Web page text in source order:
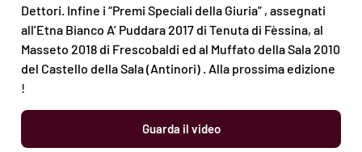
Dettori. Infine i “Premi Speciali della Giuria” , assegnati
all’Etna Bianco A’ Puddara 2017 di Tenuta di Fèssina, al
Masseto 2018 di Frescobaldi ed al Muffato della Sala 2010
del Castello della Sala (Antinori) . Alla prossima edizione
!
Guarda il video